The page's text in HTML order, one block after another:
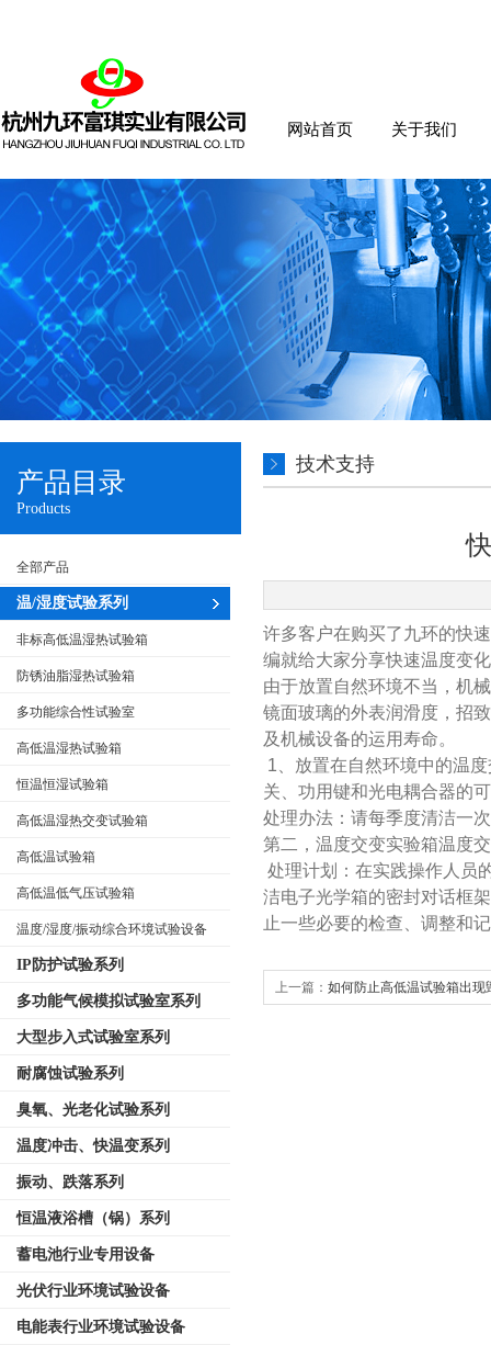
网站首页 关于我们
产品目录
Products
全部产品
温/湿度试验系列
非标高低温湿热试验箱
防锈油脂湿热试验箱
多功能综合性试验室
高低温湿热试验箱
恒温恒湿试验箱
高低温湿热交变试验箱
高低温试验箱
高低温低气压试验箱
温度/湿度/振动综合环境试验设备
IP防护试验系列
多功能气候模拟试验室系列
大型步入式试验室系列
耐腐蚀试验系列
臭氧、光老化试验系列
温度冲击、快温变系列
振动、跌落系列
恒温液浴槽（锅）系列
蓄电池行业专用设备
光伏行业环境试验设备
电能表行业环境试验设备
技术支持
许多客户在购买了九环的快
编就给大家分享快速温度变
由于放置自然环境不当，机
镜面玻璃的外表润滑度，招
及机械设备的运用寿命。
1 、放置在自然环境中的温
关、功用键和光电耦合器的
处理办法：请每季度清洁一
第二， 温度交变实验箱温度
处理计划：在实践操作人员
洁电子光学箱的密封对话框
止一些必要的检查、调整和
上一篇： 如何防止高低温试验箱出现